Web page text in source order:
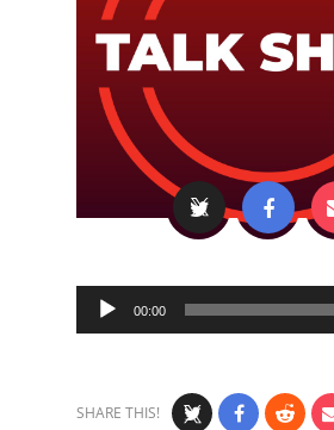
Audio
Player
00:00
SHARE THIS!